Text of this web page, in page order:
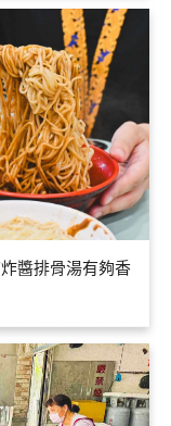
醬排骨湯有夠香